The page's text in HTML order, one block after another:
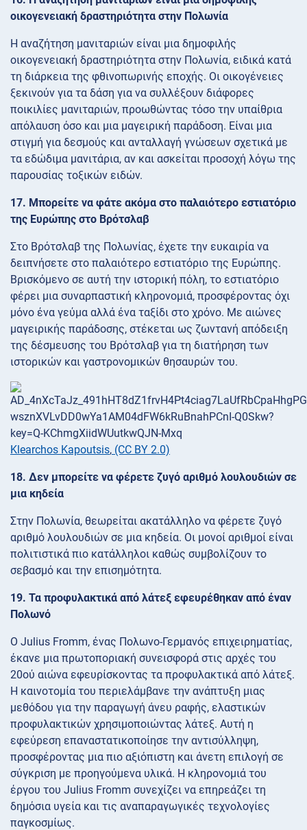
οικογενειακή δραστηριότητα στην Πολωνία
Η αναζήτηση μανιταριών είναι μια δημοφιλής
οικογενειακή δραστηριότητα στην Πολωνία, ειδικά κατά
τη διάρκεια της φθινοπωρινής εποχής. Οι οικογένειες
ξεκινούν για τα δάση για να συλλέξουν διάφορες
ποικιλίες μανιταριών, προωθώντας τόσο την υπαίθρια
απόλαυση όσο και μια μαγειρική παράδοση. Είναι μια
στιγμή για δεσμούς και ανταλλαγή γνώσεων σχετικά με
τα εδώδιμα μανιτάρια, αν και ασκείται προσοχή λόγω της
παρουσίας τοξικών ειδών.
17. Μπορείτε να φάτε ακόμα στο παλαιότερο εστιατόριο
της Ευρώπης στο Βρότσλαβ
Στο Βρότσλαβ της Πολωνίας, έχετε την ευκαιρία να
δειπνήσετε στο παλαιότερο εστιατόριο της Ευρώπης.
Βρισκόμενο σε αυτή την ιστορική πόλη, το εστιατόριο
φέρει μια συναρπαστική κληρονομιά, προσφέροντας όχι
μόνο ένα γεύμα αλλά ένα ταξίδι στο χρόνο. Με αιώνες
μαγειρικής παράδοσης, στέκεται ως ζωντανή απόδειξη
της δέσμευσης του Βρότσλαβ για τη διατήρηση των
ιστορικών και γαστρονομικών θησαυρών του.
Klearchos Kapoutsis, (CC BY 2.0)
18. Δεν μπορείτε να φέρετε ζυγό αριθμό λουλουδιών σε
μια κηδεία
Στην Πολωνία, θεωρείται ακατάλληλο να φέρετε ζυγό
αριθμό λουλουδιών σε μια κηδεία. Οι μονοί αριθμοί είναι
πολιτιστικά πιο κατάλληλοι καθώς συμβολίζουν το
σεβασμό και την επισημότητα.
19. Τα προφυλακτικά από λάτεξ εφευρέθηκαν από έναν
Πολωνό
Ο Julius Fromm, ένας Πολωνο-Γερμανός επιχειρηματίας,
έκανε μια πρωτοποριακή συνεισφορά στις αρχές του
20ού αιώνα εφευρίσκοντας τα προφυλακτικά από λάτεξ.
Η καινοτομία του περιελάμβανε την ανάπτυξη μιας
μεθόδου για την παραγωγή άνευ ραφής, ελαστικών
προφυλακτικών χρησιμοποιώντας λάτεξ. Αυτή η
εφεύρεση επαναστατικοποίησε την αντισύλληψη,
προσφέροντας μια πιο αξιόπιστη και άνετη επιλογή σε
σύγκριση με προηγούμενα υλικά. Η κληρονομιά του
έργου του Julius Fromm συνεχίζει να επηρεάζει τη
δημόσια υγεία και τις αναπαραγωγικές τεχνολογίες
παγκοσμίως.